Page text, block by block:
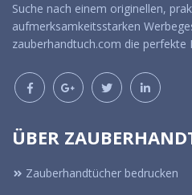
Suche nach einem originellen,
aufmerksamkeitsstarken
zauberhandtuch.com die perfekte
ÜBER
Zauberhandtücher bedrucken